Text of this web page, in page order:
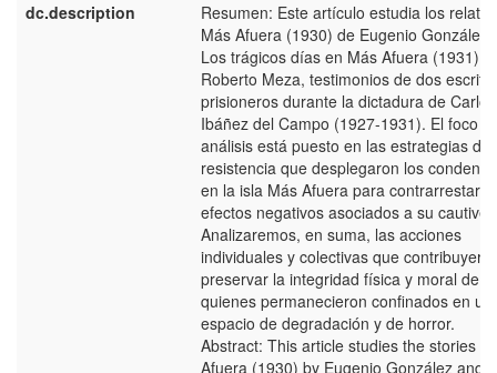
dc.description
Resumen: Este artículo estudia los relatos
Más Afuera (1930) de Eugenio González
Los trágicos días en Más Afuera (1931)
Roberto Meza, testimonios de dos
prisioneros durante la dictadura de Carlos
Ibáñez del Campo (1927-1931). El foco
análisis está puesto en las estrategias de
resistencia que desplegaron los
en la isla Más Afuera para contrarrestar
efectos negativos asociados a su
Analizaremos, en suma, las acciones
individuales y colectivas que
preservar la integridad física y moral de
quienes permanecieron confinados en un
espacio de degradación y de horror.
Abstract: This article studies the stories
Afuera (1930) by Eugenio González and